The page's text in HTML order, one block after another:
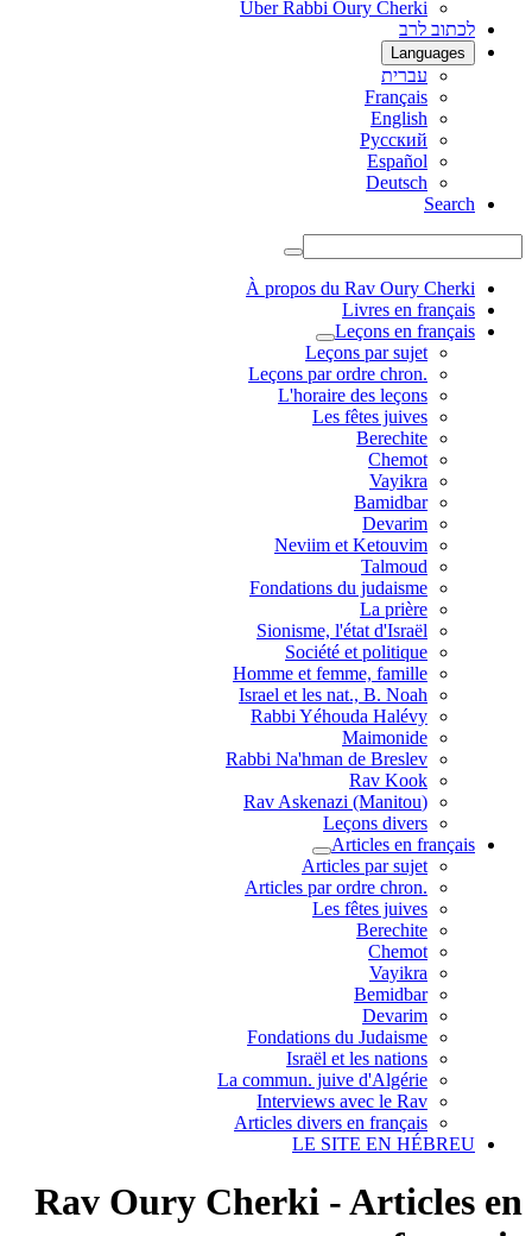
Über Rabbi Oury Cherki
לכתוב לרב
Languages
עברית
Français
English
Русский
Español
Deutsch
Search
À propos du Rav Oury Cherki
Livres en français
Leçons en français
Leçons par sujet
.Leçons par ordre chron
L'horaire des leçons
Les fêtes juives
Berechite
Chemot
Vayikra
Bamidbar
Devarim
Neviim et Ketouvim
Talmoud
Fondations du judaisme
La prière
Sionisme, l'état d'Israël
Société et politique
Homme et femme, famille
Israel et les nat., B. Noah
Rabbi Yéhouda Halévy
Maimonide
Rabbi Na'hman de Breslev
Rav Kook
(Rav Askenazi (Manitou
Leçons divers
Articles en français
Articles par sujet
.Articles par ordre chron
Les fêtes juives
Berechite
Chemot
Vayikra
Bemidbar
Devarim
Fondations du Judaisme
Israël et les nations
La commun. juive d'Algérie
Interviews avec le Rav
Articles divers en français
LE SITE EN HÉBREU
Rav Oury Cherki - Articles en